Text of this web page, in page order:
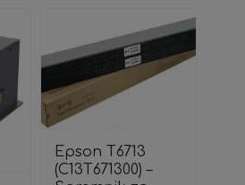
Epson T6713
(C13T671300) –